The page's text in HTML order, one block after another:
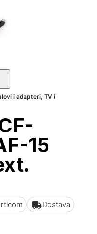
i adapteri,TV i
15
Dostava